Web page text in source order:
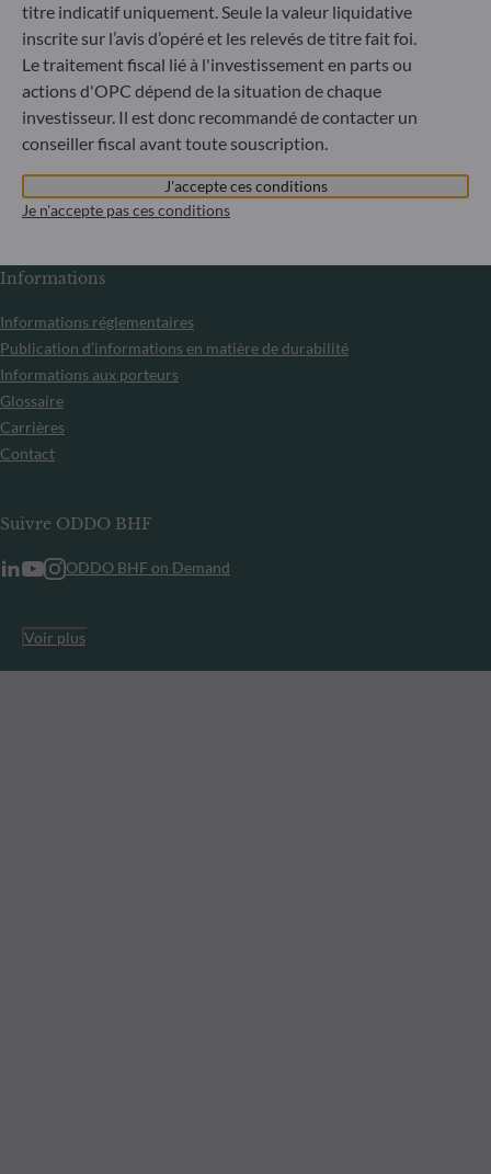
règlements UE n°833/2014 et UE n°398/2022, la
souscription des parts des fonds gérés par la Société de
Gestion est interdite à tout ressortissant russe ou
biélorusse, à toute personne physique résidant en Russie
ou en Biélorussie ou à toute personne morale, toute entité
ou tout organisme établi en Russie ou en Biélorussie, à
européenne et aux personnes physiques titulaires d’un titre
de séjour temporaire ou permanent dans un État membre.
Informations
Informations réglementaires
Publication d’informations en matière de durabilité
Informations aux porteurs
Glossaire
Carrières
Contact
Suivre ODDO BHF
ODDO BHF on Demand
Voir plus
titre indicatif uniquement. Seule la valeur liquidative
inscrite sur l’avis d’opéré et les relevés de titre fait foi.
Le traitement fiscal lié à l'investissement en parts ou
actions d'OPC dépend de la situation de chaque
investisseur. Il est donc recommandé de contacter un
conseiller fiscal avant toute souscription.
J'accepte ces conditions
Je n'accepte pas ces conditions